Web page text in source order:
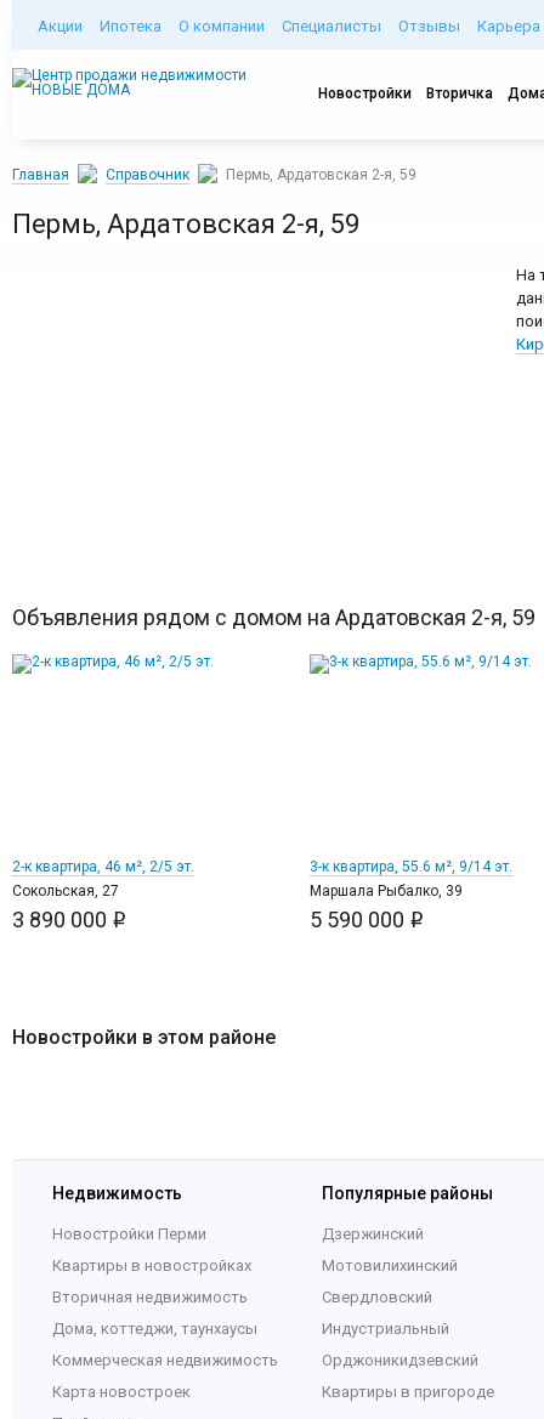
Акции Ипотека О компании Специалисты Отзывы Карьера
Новостройки Вторичка
Главная Справочник Пермь, Ардатовская 2-я, 59
Пермь, Ардатовская 2-я, 59
На
Объявления рядом с домом на Ардатовская 2-я, 59
2-к квартира, 46 м², 2/5 эт.
Сокольская, 27
3 890 000 i
3-к квартира, 55.6 м², 9/14 эт.
Маршала Рыбалко, 39
5 590 000 i
Новостройки в этом районе
Недвижимость
Новостройки Перми
Квартиры в новостройках
Вторичная недвижимость
Дома, коттеджи, таунхаусы
Коммерческая недвижимость
Карта новостроек
Популярные районы
Дзержинский
Мотовилихинский
Свердловский
Индустриальный
Орджоникидзевский
Квартиры в пригороде